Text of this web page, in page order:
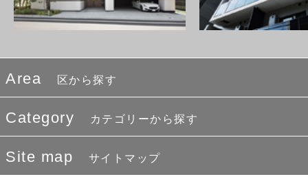
Area 区から探す
Category カテゴリーから探す
Site map サイトマップ